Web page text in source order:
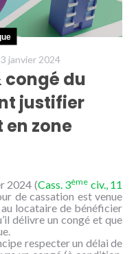
janvier 2024
congé du
justifier
en zone
2024 (Cass. 3ème civ., 11
de cassation est venue
locataire de bénéficier
délivre un congé et que
respecter un délai de